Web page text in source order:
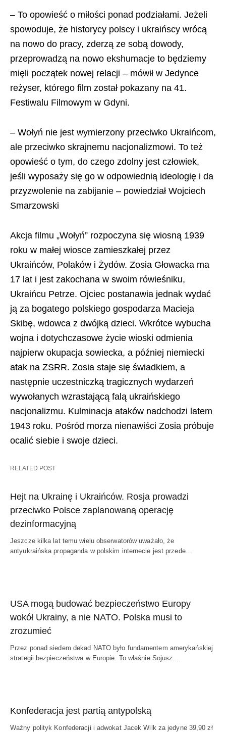
– To opowieść o miłości ponad podziałami. Jeżeli
spowoduje, że historycy polscy i ukraińscy wrócą
na nowo do pracy, zderzą ze sobą dowody,
przeprowadzą na nowo ekshumacje to będziemy
mięli początek nowej relacji – mówił w Jedynce
reżyser, którego film został pokazany na 41.
Festiwalu Filmowym w Gdyni.
– Wołyń nie jest wymierzony przeciwko Ukraińcom,
ale przeciwko skrajnemu nacjonalizmowi. To też
opowieść o tym, do czego zdolny jest człowiek,
jeśli wyposaży się go w odpowiednią ideologię i da
przyzwolenie na zabijanie – powiedział Wojciech
Smarzowski
Akcja filmu „Wołyń” rozpoczyna się wiosną 1939
roku w małej wiosce zamieszkałej przez
Ukraińców, Polaków i Żydów. Zosia Głowacka ma
17 lat i jest zakochana w swoim rówieśniku,
Ukraińcu Petrze. Ojciec postanawia jednak wydać
ją za bogatego polskiego gospodarza Macieja
Skibę, wdowca z dwójką dzieci. Wkrótce wybucha
wojna i dotychczasowe życie wioski odmienia
najpierw okupacja sowiecka, a później niemiecki
atak na ZSRR. Zosia staje się świadkiem, a
następnie uczestniczką tragicznych wydarzeń
wywołanych wzrastającą falą ukraińskiego
nacjonalizmu. Kulminacja ataków nadchodzi latem
1943 roku. Pośród morza nienawiści Zosia próbuje
ocalić siebie i swoje dzieci.
RELATED POST
Hejt na Ukrainę i Ukraińców. Rosja prowadzi
przeciwko Polsce zaplanowaną operację
dezinformacyjną
Jeszcze kilka lat temu wielu obserwatorów uważało, że
antyukraińska propaganda w polskim internecie jest przede…
USA mogą budować bezpieczeństwo Europy
wokół Ukrainy, a nie NATO. Polska musi to
zrozumieć
Przez ponad siedem dekad NATO było fundamentem amerykańskiej
strategii bezpieczeństwa w Europie. To właśnie Sojusz…
Konfederacja jest partią antypolską
Ważny polityk Konfederacji i adwokat Jacek Wilk za jedyne 39,90 zł